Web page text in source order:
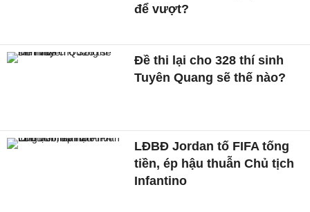
để vượt?
Đề thi lại cho 328 thí sinh
Tuyên Quang sẽ thế nào?
LĐBĐ Jordan tố FIFA tống
tiền, ép hậu thuẫn Chủ tịch
Infantino